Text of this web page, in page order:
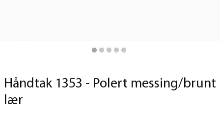
Håndtak 1353 - Polert messing/brunt
lær